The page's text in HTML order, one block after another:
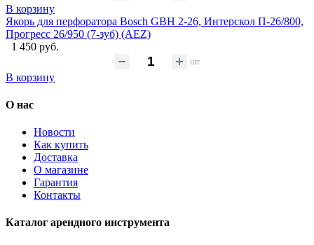
В корзину
Якорь для перфоратора Bosch GBH 2-26, Интерскол П-26/800,
Прогресс 26/950 (7-зуб) (AEZ)
1 450 руб.
шт
В корзину
О нас
Новости
Как купить
Доставка
О магазине
Гарантия
Контакты
Каталог арендного инструмента